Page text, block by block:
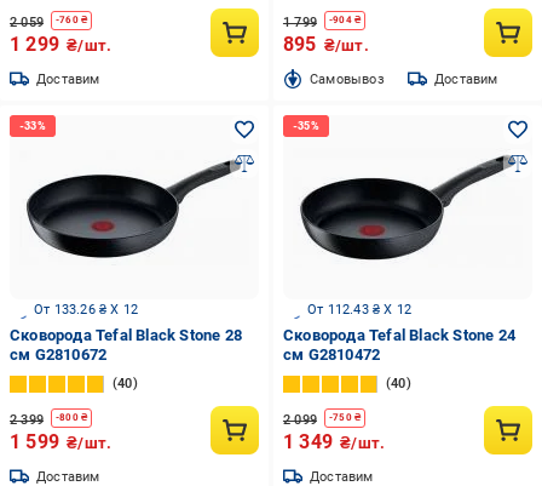
2 059 -760₴
1 299 ₴/шт.
Доставим
1 799 -904₴
895 ₴/шт.
Cамовывоз Доставим
От 133.26 ₴ X 12
Сковорода Tefal Black Stone 28
см G2810672
40
2 399 -800₴
1 599 ₴/шт.
Доставим
От 112.43 ₴ X 12
Сковорода Tefal Black Stone 24
см G2810472
40
2 099 -750₴
1 349 ₴/шт.
Доставим